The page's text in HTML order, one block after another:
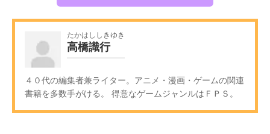
たかはししきゆき
高橋識行
４０代の編集者兼ライター。アニメ・漫画・ゲームの関連
書籍を多数手がける。 得意なゲームジャンルはＦＰＳ。